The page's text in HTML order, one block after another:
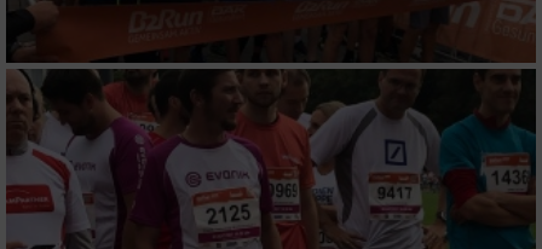
Analyse von Zielgruppen durch Statistiken
oder Kombinationen von Daten aus
verschiedenen Quellen
Entwicklung und Verbesserung der Angebote
Verwendung reduzierter Daten zur Auswahl
von Inhalten